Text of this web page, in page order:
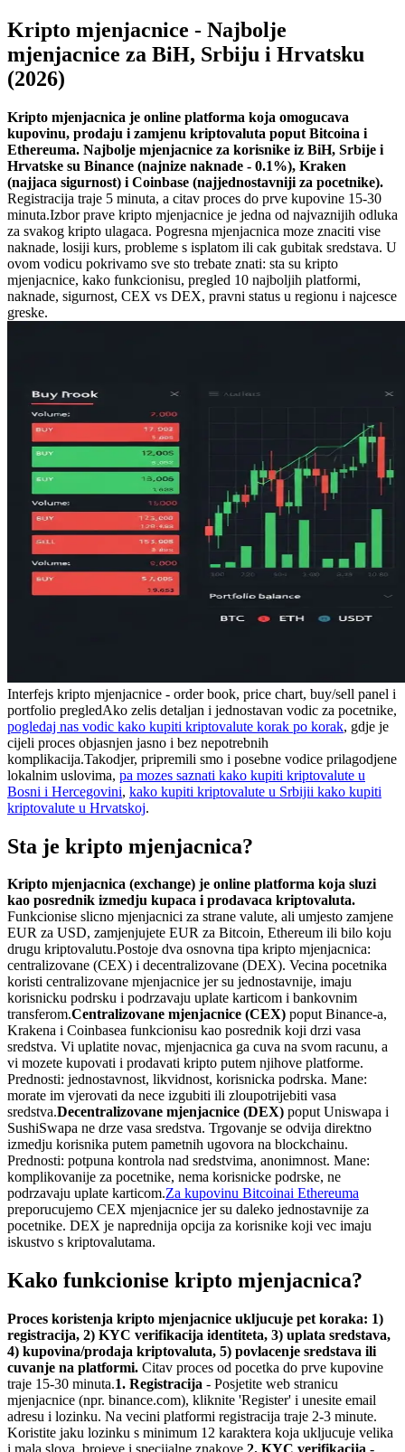
Kripto mjenjacnice - Najbolje
mjenjacnice za BiH, Srbiju i Hrvatsku
(2026)
Kripto mjenjacnica je online platforma koja omogucava
kupovinu, prodaju i zamjenu kriptovaluta poput Bitcoina i
Ethereuma. Najbolje mjenjacnice za korisnike iz BiH, Srbije i
Hrvatske su Binance (najnize naknade - 0.1%), Kraken
(najjaca sigurnost) i Coinbase (najjednostavniji za pocetnike).
Registracija traje 5 minuta, a citav proces do prve kupovine 15-30
minuta.Izbor prave kripto mjenjacnice je jedna od najvaznijih odluka
za svakog kripto ulagaca. Pogresna mjenjacnica moze znaciti vise
naknade, losiji kurs, probleme s isplatom ili cak gubitak sredstava. U
ovom vodicu pokrivamo sve sto trebate znati: sta su kripto
mjenjacnice, kako funkcionisu, pregled 10 najboljih platformi,
naknade, sigurnost, CEX vs DEX, pravni status u regionu i najcesce
greske.
Interfejs kripto mjenjacnice - order book, price chart, buy/sell panel i
portfolio pregledAko zelis detaljan i jednostavan vodic za pocetnike,
pogledaj nas vodic kako kupiti kriptovalute korak po korak, gdje je
cijeli proces objasnjen jasno i bez nepotrebnih
komplikacija.Takodjer, pripremili smo i posebne vodice prilagodjene
lokalnim uslovima, pa mozes saznati kako kupiti kriptovalute u
Bosni i Hercegovini, kako kupiti kriptovalute u Srbijii kako kupiti
kriptovalute u Hrvatskoj.
Sta je kripto mjenjacnica?
Kripto mjenjacnica (exchange) je online platforma koja sluzi
kao posrednik izmedju kupaca i prodavaca kriptovaluta.
Funkcionise slicno mjenjacnici za strane valute, ali umjesto zamjene
EUR za USD, zamjenjujete EUR za Bitcoin, Ethereum ili bilo koju
drugu kriptovalutu.Postoje dva osnovna tipa kripto mjenjacnica:
centralizovane (CEX) i decentralizovane (DEX). Vecina pocetnika
koristi centralizovane mjenjacnice jer su jednostavnije, imaju
korisnicku podrsku i podrzavaju uplate karticom i bankovnim
transferom.Centralizovane mjenjacnice (CEX) poput Binance-a,
Krakena i Coinbasea funkcionisu kao posrednik koji drzi vasa
sredstva. Vi uplatite novac, mjenjacnica ga cuva na svom racunu, a
vi mozete kupovati i prodavati kripto putem njihove platforme.
Prednosti: jednostavnost, likvidnost, korisnicka podrska. Mane:
morate im vjerovati da nece izgubiti ili zloupotrijebiti vasa
sredstva.Decentralizovane mjenjacnice (DEX) poput Uniswapa i
SushiSwapa ne drze vasa sredstva. Trgovanje se odvija direktno
izmedju korisnika putem pametnih ugovora na blockchainu.
Prednosti: potpuna kontrola nad sredstvima, anonimnost. Mane:
komplikovanije za pocetnike, nema korisnicke podrske, ne
podrzavaju uplate karticom.Za kupovinu Bitcoinai Ethereuma
preporucujemo CEX mjenjacnice jer su daleko jednostavnije za
pocetnike. DEX je naprednija opcija za korisnike koji vec imaju
iskustvo s kriptovalutama.
Kako funkcionise kripto mjenjacnica?
Proces koristenja kripto mjenjacnice ukljucuje pet koraka: 1)
registracija, 2) KYC verifikacija identiteta, 3) uplata sredstava,
4) kupovina/prodaja kriptovaluta, 5) povlacenje sredstava ili
cuvanje na platformi. Citav proces od pocetka do prve kupovine
traje 15-30 minuta.1. Registracija - Posjetite web stranicu
mjenjacnice (npr. binance.com), kliknite 'Register' i unesite email
adresu i lozinku. Na vecini platformi registracija traje 2-3 minute.
Koristite jaku lozinku s minimum 12 karaktera koja ukljucuje velika